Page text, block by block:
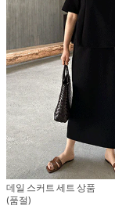
데일 스커트 세트 상품
(품절)